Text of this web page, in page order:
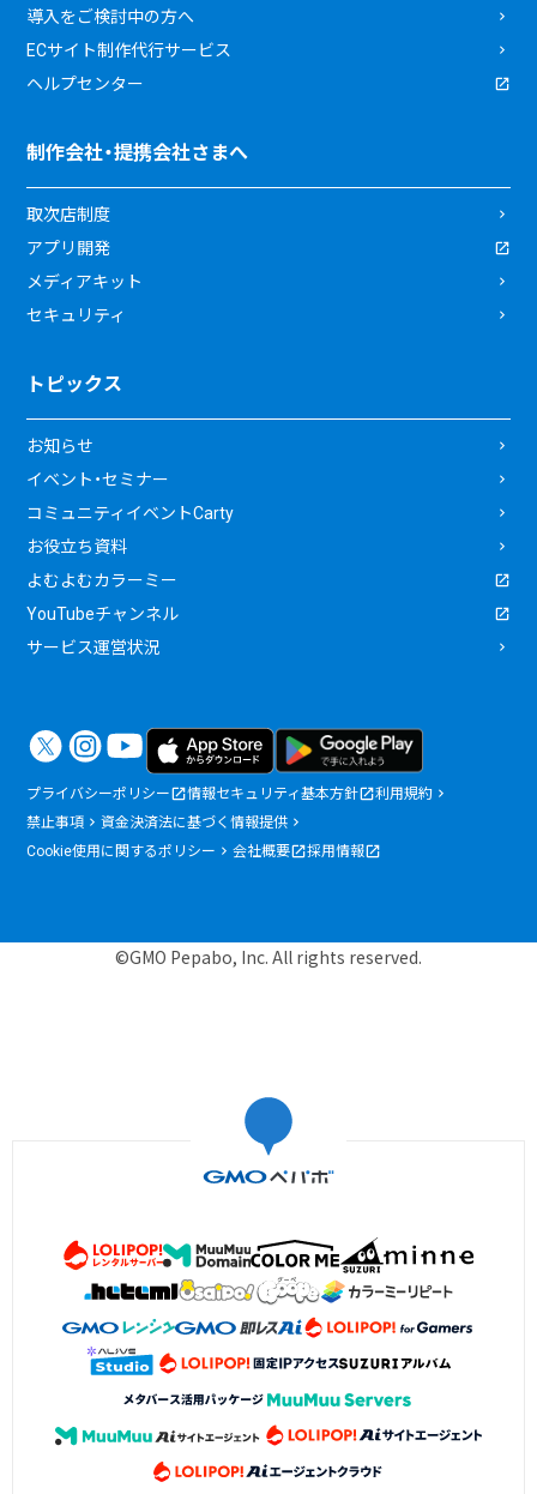
導入をご検討中の方へ
ECサイト制作代行サービス
ヘルプセンター
制作会社・提携会社さまへ
取次店制度
アプリ開発
メディアキット
セキュリティ
トピックス
お知らせ
イベント・セミナー
コミュニティイベントCarty
お役立ち資料
よむよむカラーミー
YouTubeチャンネル
サービス運営状況
プライバシーポリシー 情報セキュリティ基本方針
利用規約
禁止事項
資金決済法に基づく情報提供
Cookie使用に関するポリシー
会社概要 採用情報
©GMO Pepabo, Inc. All rights reserved.